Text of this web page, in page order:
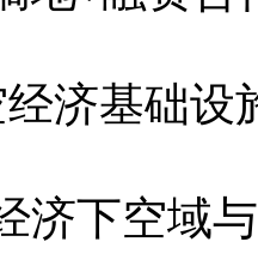
基础设
下空域与